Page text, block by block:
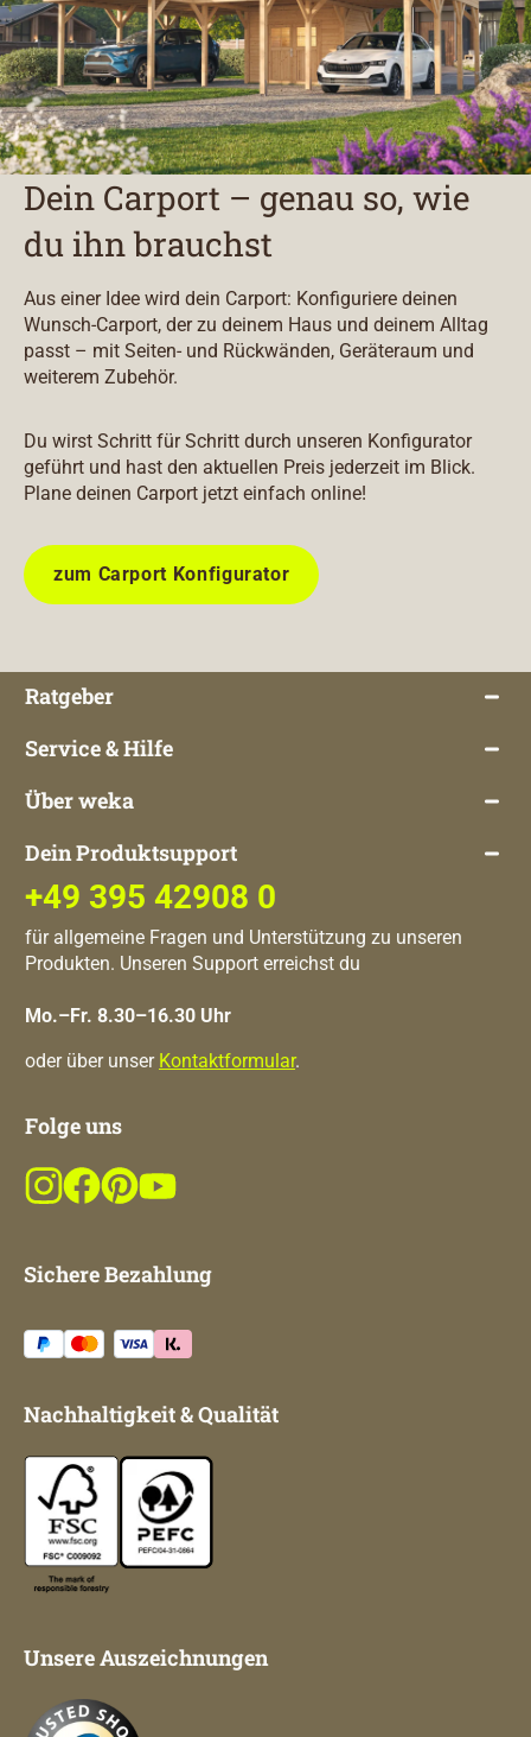
Dein Carport – genau so, wie
du ihn brauchst
Aus einer Idee wird dein Carport: Konfiguriere deinen
Wunsch-Carport, der zu deinem Haus und deinem Alltag
passt – mit Seiten- und Rückwänden, Geräteraum und
weiterem Zubehör.
Du wirst Schritt für Schritt durch unseren Konfigurator
geführt und hast den aktuellen Preis jederzeit im Blick.
Plane deinen Carport jetzt einfach online!
zum Carport Konfigurator
Ratgeber
Service & Hilfe
Über weka
Dein Produktsupport
+49 395 42908 0
für allgemeine Fragen und Unterstützung zu unseren
Produkten. Unseren Support erreichst du
Mo.–Fr. 8.30–16.30 Uhr
oder über unser Kontaktformular.
Folge uns
Sichere Bezahlung
Nachhaltigkeit & Qualität
Unsere Auszeichnungen